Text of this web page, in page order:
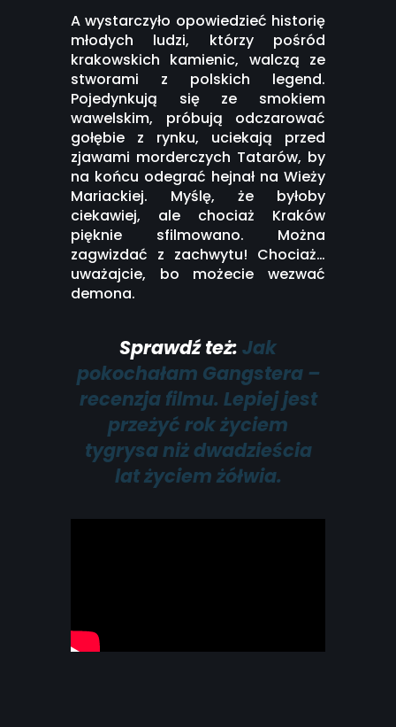
A wystarczyło opowiedzieć historię
młodych ludzi, którzy pośród
krakowskich kamienic, walczą ze
stworami z polskich legend.
Pojedynkują się ze smokiem
wawelskim, próbują odczarować
gołębie z rynku, uciekają przed
zjawami morderczych Tatarów, by
na końcu odegrać hejnał na Wieży
Mariackiej. Myślę, że byłoby
ciekawiej, ale chociaż Kraków
pięknie sfilmowano. Można
zagwizdać z zachwytu! Chociaż…
uważajcie, bo możecie wezwać
demona.
Sprawdź też: Jak
pokochałam Gangstera –
recenzja filmu. Lepiej jest
przeżyć rok życiem
tygrysa niż dwadzieścia
lat życiem żółwia.